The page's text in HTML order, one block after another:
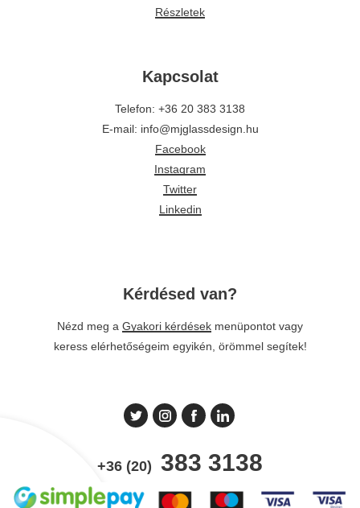
Részletek
Kapcsolat
Telefon: +36 20 383 3138
E-mail: info@mjglassdesign.hu
Facebook
Instagram
Twitter
Linkedin
Kérdésed van?
Nézd meg a Gyakori kérdések menüpontot vagy
keress elérhetőségeim egyikén, örömmel segítek!
+36 (20) 383 3138